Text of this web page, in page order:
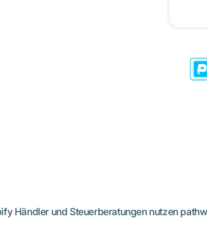
Händler und Steuerberatungen nutzen